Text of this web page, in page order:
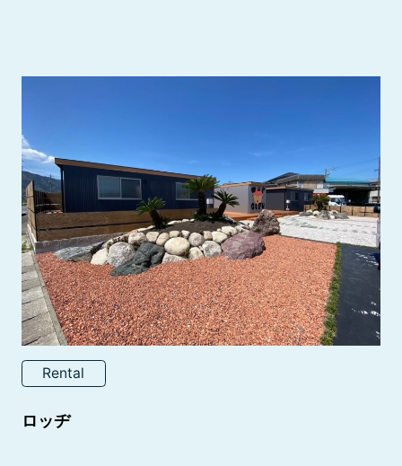
Rental
ロッヂ